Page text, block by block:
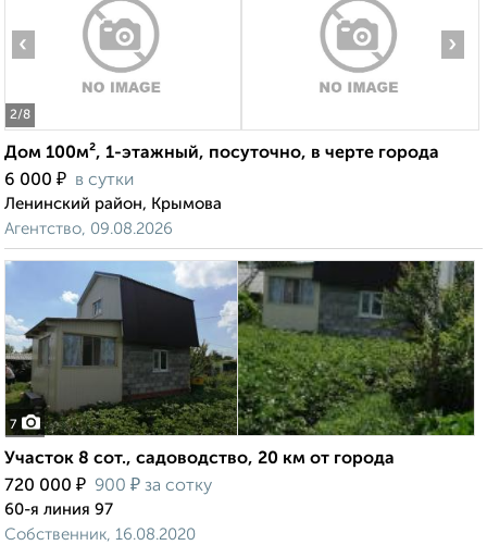
2/8
‹ ›
Дом 100м², 1-этажный, посуточно, в черте города
6 000 ₽ в сутки
Ленинский район, Крымова
Агентство, 09.08.2026
7
Участок 8 сот., садоводство, 20 км от города
720 000 ₽ 900 ₽ за сотку
60-я линия 97
Собственник, 16.08.2020